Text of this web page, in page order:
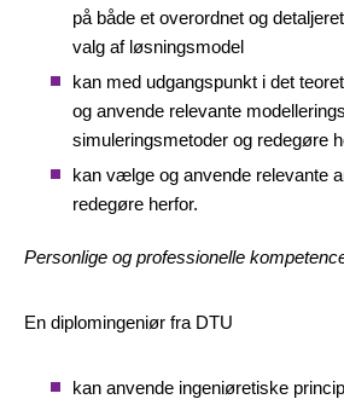
på både et overordnet og
valg af løsningsmodel
kan med udgangspunkt i det
og anvende relevante
simuleringsmetoder og redegøre
kan vælge og anvende relevante
redegøre herfor.
Personlige og professionelle
En diplomingeniør fra DTU
kan anvende ingeniøretiske